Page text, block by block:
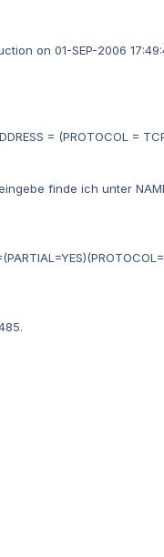
on 01-SEP-2006
= (PROTOCOL =
finde ich unter